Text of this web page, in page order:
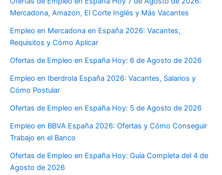
Mercadona, Amazon, El Corte Inglés y Más Vacantes
Empleo en Mercadona en España 2026: Vacantes,
Requisitos y Cómo Aplicar
Ofertas de Empleo en España Hoy: 6 de Agosto de 2026
Empleo en Iberdrola España 2026: Vacantes, Salarios y
Cómo Postular
Ofertas de Empleo en España Hoy: 5 de Agosto de 2026
Empleo en BBVA España 2026: Ofertas y Cómo Conseguir
Trabajo en el Banco
Ofertas de Empleo en España Hoy: Guía Completa del 4 de
Agosto de 2026